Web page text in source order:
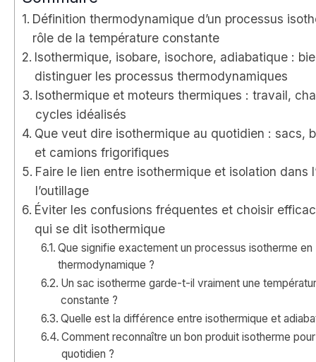
Définition thermodynamique d’un processus
rôle de la température constante
Isothermique, isobare, isochore, adiabatique :
distinguer les processus thermodynamiques
Isothermique et moteurs thermiques : travail,
cycles idéalisés
Que veut dire isothermique au quotidien : sacs,
et camions frigorifiques
Faire le lien entre isothermique et isolation dans
l’outillage
Éviter les confusions fréquentes et choisir
qui se dit isothermique
Que signifie exactement un processus isotherme en
thermodynamique ?
Un sac isotherme garde-t-il vraiment une
constante ?
Quelle est la différence entre isothermique et
Comment reconnaître un bon produit isotherme
quotidien ?